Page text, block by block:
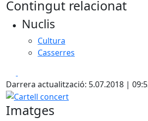
Contingut relacionat
Nuclis
Cultura
Casserres
Darrera actualització: 5.07.2018 |
Cartell concert
Imatges